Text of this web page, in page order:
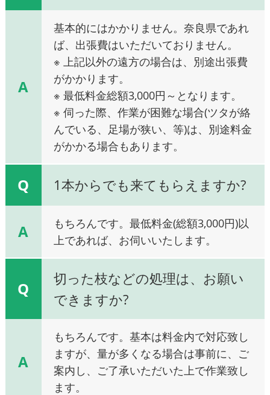
A
基本的にはかかりません。奈良県であれ
ば、出張費はいただいておりません。
※ 上記以外の遠方の場合は、別途出張費
がかかります。
※ 最低料金総額3,000円～となります。
※ 伺った際、作業が困難な場合(ツタが絡
んでいる、足場が狭い、等)は、別途料金
がかかる場合もあります。
Q 1本からでも来てもらえますか?
A
もちろんです。最低料金(総額3,000円)以
上であれば、お伺いいたします。
Q
切った枝などの処理は、お願い
できますか?
A
もちろんです。基本は料金内で対応致し
ますが、量が多くなる場合は事前に、ご
案内し、ご了承いただいた上で作業致し
ます。